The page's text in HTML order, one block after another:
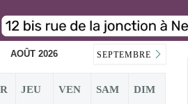
AOÛT 2026 SEPTEMBRE
JEU VEN SAM DIM